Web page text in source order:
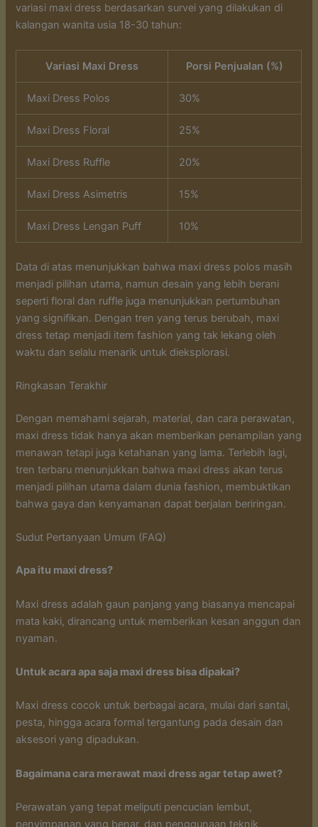
variasi maxi dress berdasarkan survei yang dilakukan di
kalangan wanita usia 18-30 tahun:
Variasi Maxi Dress Porsi Penjualan (%)
Maxi Dress Polos 30%
Maxi Dress Floral 25%
Maxi Dress Ruffle 20%
Maxi Dress Asimetris 15%
Maxi Dress Lengan Puff 10%
Data di atas menunjukkan bahwa maxi dress polos masih
menjadi pilihan utama, namun desain yang lebih berani
seperti floral dan ruffle juga menunjukkan pertumbuhan
yang signifikan. Dengan tren yang terus berubah, maxi
dress tetap menjadi item fashion yang tak lekang oleh
waktu dan selalu menarik untuk dieksplorasi.
Ringkasan Terakhir
Dengan memahami sejarah, material, dan cara perawatan,
maxi dress tidak hanya akan memberikan penampilan yang
menawan tetapi juga ketahanan yang lama. Terlebih lagi,
tren terbaru menunjukkan bahwa maxi dress akan terus
menjadi pilihan utama dalam dunia fashion, membuktikan
bahwa gaya dan kenyamanan dapat berjalan beriringan.
Sudut Pertanyaan Umum (FAQ)
Apa itu maxi dress?
Maxi dress adalah gaun panjang yang biasanya mencapai
mata kaki, dirancang untuk memberikan kesan anggun dan
nyaman.
Untuk acara apa saja maxi dress bisa dipakai?
Maxi dress cocok untuk berbagai acara, mulai dari santai,
pesta, hingga acara formal tergantung pada desain dan
aksesori yang dipadukan.
Bagaimana cara merawat maxi dress agar tetap awet?
Perawatan yang tepat meliputi pencucian lembut,
penyimpanan yang benar, dan penggunaan teknik